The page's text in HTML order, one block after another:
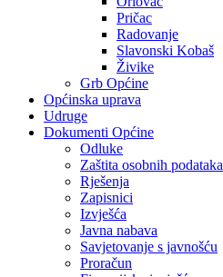
Pričac
Radovanje
Slavonski Kobaš
Živike
Grb Općine
Općinska uprava
Udruge
Dokumenti Općine
Odluke
Zaštita osobnih podataka
Rješenja
Zapisnici
Izvješća
Javna nabava
Savjetovanje s javnošću
Proračun